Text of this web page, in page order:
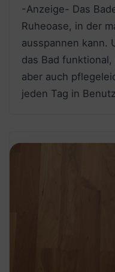
-Anzeige- Das
Ruheoase, in der
ausspannen kann.
das Bad
aber auch
jeden Tag in